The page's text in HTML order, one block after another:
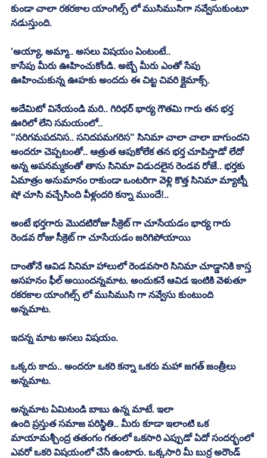
కుండా చాలా రకరకాల యాంగిల్స్ లో ముసిముసిగా నవ్వేసుకుంటూ
నడుస్తుంది.
'అయ్యా, అమ్మా.. అసలు విషయం ఏంటంటే..
కాసేపు మీరు ఊహించుకోండి. అబ్బే మీరు ఎంతో సేపు
ఊహించుకున్న ఊహకు అందదు ఈ చిట్ట చివరి క్లైమాక్స్.
అదేమిటో వినేయండి మరి.. గిరిధర్ భార్య గౌతమి గారు తన భర్త
ఊరిలో లేని సమయంలో..
"సరిగమపదనిస.. సనిదపమగరిస" సినిమా చాలా చాలా బాగుందని
అందరూ చెప్పటంతో.. ఆత్రుత ఆపుకోలేక తన భర్త చూపిస్తాడో లేదో
అన్న అపనమ్మకంతో తాను సినిమా విడుదలైన రెండవ రోజే.. భర్తకు
ఏమాత్రం అనుమానం రాకుండా ఒంటరిగా వెళ్లి కొత్త సినిమా మ్యాట్నీ
షో చూసి వచ్చేసింది వీళ్లందరి కన్నా ముందే!..
అంటే భర్తగారు మొదటిరోజు సీక్రెట్ గా చూసేయడం భార్య గారు
రెండవ రోజు సీక్రెట్ గా చూసేయడం జరిగిపోయాయి
దాంతోనే ఆవిడ సినిమా హాలులో రెండవసారి సినిమా చూడ్డానికి కాస్త
అసహనం ఫీల్ అయిందన్నమాట. అందుకనే ఆవిడ ఇంటికి వెళుతూ
రకరకాల యాంగిల్స్ లో ముసిముసి గా నవ్వేసు కుంటుంది
అన్నమాట.
ఇదన్న మాట అసలు విషయం.
ఒక్కరు కాదు.. అందరూ ఒకరి కన్నా ఒకరు మహా జగత్ జంత్రీలు
అన్నమాట.
అన్నమాట ఏమిటండి బాబు ఉన్న మాటే. ఇలా
ఉంది ప్రస్తుత సమాజ పరిస్థితి.. మీరు కూడా ఇలాంటి ఒక
మాయామశ్చీంద్ర తతంగం గతంలో ఒకసారి ఎప్పుడో ఏదో సందర్భంలో
ఎవరో ఒకరి విషయంలో చేసే ఉంటారు. ఒక్కసారి మీ బుర్ర అరౌండ్